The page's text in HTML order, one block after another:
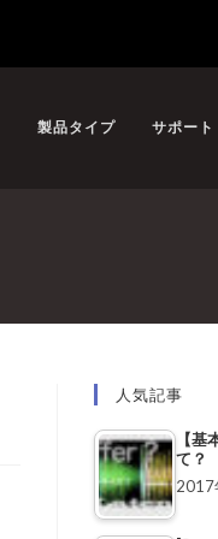
製品タイプ サポート
人気記事
【
て？
2017